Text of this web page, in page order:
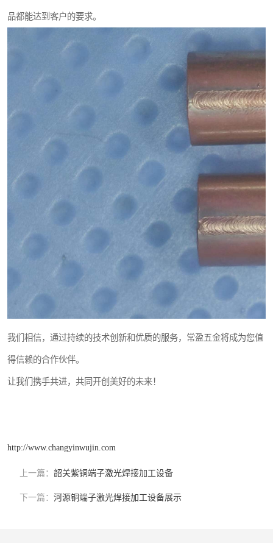
品都能达到客户的要求。
我们相信，通过持续的技术创新和优质的服务，常盈五金将成为您值
得信赖的合作伙伴。
让我们携手共进，共同开创美好的未来！
http://www.changyinwujin.com
上一篇： 韶关紫铜端子激光焊接加工设备
下一篇： 河源铜端子激光焊接加工设备展示